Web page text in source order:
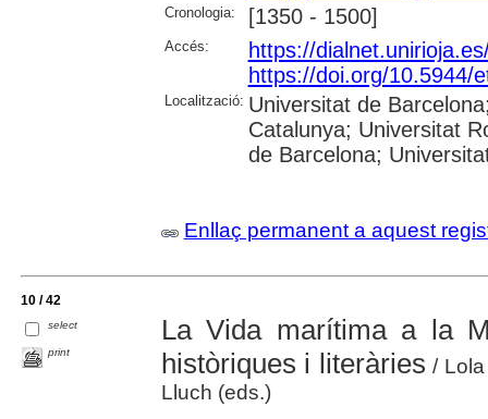
Cronologia: [1350 - 1500]
Accés:
https://
https://doi.org/10.5944/
Localització: Universitat de
Catalunya; Universitat
de Barcelona;
Enllaç permanent a aquest
10 / 42
select
print
La Vida marítima a la
històriques i literàries /
Lluch (eds.)